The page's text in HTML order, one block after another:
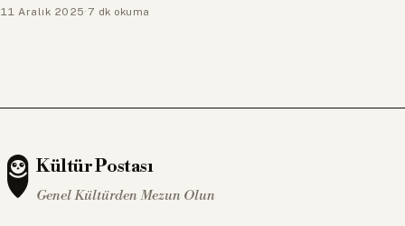
11 Aralık 2025·7 dk okuma
Kültür Postası
Genel Kültürden Mezun Olun